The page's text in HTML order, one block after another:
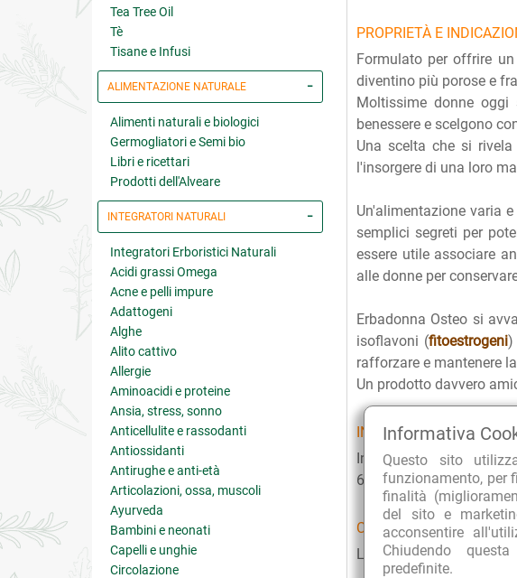
Informativa
Questo sito
funzionamento, per
finalità
del sito e
acconsentire
Chiudendo
predefinite.
Tea Tree Oil
Tè
Tisane e Infusi
ALIMENTAZIONE NATURALE
Alimenti naturali e biologici
Germogliatori e Semi bio
Libri e ricettari
Prodotti dell'Alveare
INTEGRATORI NATURALI
Integratori Erboristici Naturali
Acidi grassi Omega
Acne e pelli impure
Adattogeni
Alghe
Alito cattivo
Allergie
Aminoacidi e proteine
Ansia, stress, sonno
Anticellulite e rassodanti
Antiossidanti
Antirughe e anti-età
Articolazioni, ossa, muscoli
Ayurveda
Bambini e neonati
Capelli e unghie
Circolazione
PROPRIETÀ E
Formulato per offrire
diventino più porose e
Moltissime donne
benessere e scelgono
Una scelta che si
l'insorgere di una loro
Un'alimentazione varia
semplici segreti per
essere utile associare
alle donne per
Erbadonna Osteo si
isoflavoni (fitoestrogeni)
rafforzare e mantenere
Un prodotto davvero
INGREDIENTI
In ogni compressa
62,5 mg di estratto di
CARATTERISTICHE
La Soia utilizzata è non